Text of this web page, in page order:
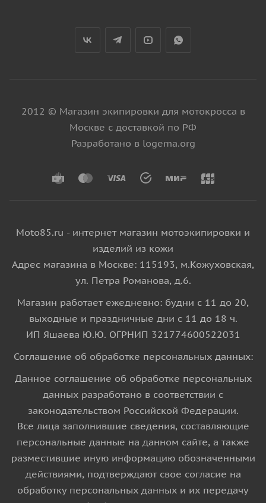
2012 © Магазин экипировки для мотокросса в
Москве с доставкой по РФ
Разработано в logema.org
Moto85.ru - интернет магазин мотоэкипировки и
изделий из кожи
Адрес магазина в Москве: 115193, м.Кожуховская,
ул. Петра Романова, д.6.
Магазин работает ежедневно: будни с 11 до 20,
выходные и праздничные дни с 11 до 18 ч.
ИП Яшаева Ю.Ю. ОГРНИП 321774600522031
Соглашение об обработке персональных данных:
Данное соглашение об обработке персональных
данных разработано в соответствии с
законодательством Российской Федерации.
Все лица заполнившие сведения, составляющие
персональные данные на данном сайте, а также
разместившие иную информацию обозначенными
действиями, подтверждают свое согласие на
обработку персональных данных и их передачу